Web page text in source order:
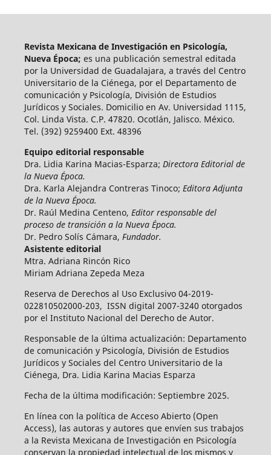
Revista Mexicana de Investigación en Psicología,
Nueva Época; es una publicación semestral editada
por la Universidad de Guadalajara, a través del Centro
Universitario de la Ciénega, por el Departamento de
comunicación y Psicología, División de Estudios
Jurídicos y Sociales. Domicilio en Av. Universidad 1115,
Col. Linda Vista. C.P. 47820. Ocotlán, Jalisco. México.
Tel. (392) 9259400 Ext. 48396
Equipo editorial responsable
Dra. Lidia Karina Macias-Esparza; Directora Editorial de
la Nueva Época.
Dra. Karla Alejandra Contreras Tinoco; Editora Adjunta
de la Nueva Época.
Dr. Raúl Medina Centeno, Editor responsable del
proceso de transición a la Nueva Época.
Dr. Pedro Solís Cámara, Fundador.
Asistente editorial
Mtra. Adriana Rincón Rico
Miriam Adriana Zepeda Meza
Reserva de Derechos al Uso Exclusivo 04-2019-
022810502000-203, ISSN digital 2007-3240 otorgados
por el Instituto Nacional del Derecho de Autor.
Responsable de la última actualización: Departamento
de comunicación y Psicología, División de Estudios
Jurídicos y Sociales del Centro Universitario de la
Ciénega, Dra. Lidia Karina Macias Esparza
Fecha de la última modificación: Septiembre 2025.
En línea con la política de Acceso Abierto (Open
Access), las autoras y autores que envíen sus trabajos
a la Revista Mexicana de Investigación en Psicología
conservan la propiedad intelectual de los mismos y